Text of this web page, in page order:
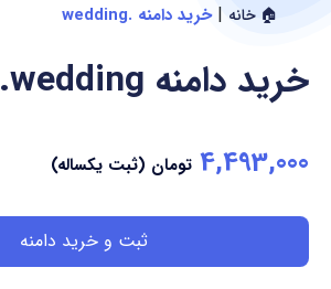
🏠 خانه |خرید دامنه .wedding
.wedding خرید دامنه
4,493,000 تومان (ثبت یکساله)
ثبت و خرید دامنه